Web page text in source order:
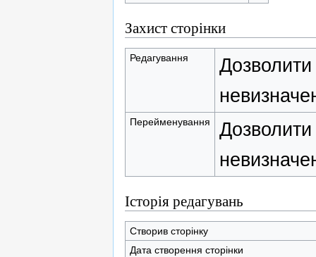
Захист сторінки
Редагування
Перейменування
Історія редагувань
Створив сторінку
Дата створення сторінки